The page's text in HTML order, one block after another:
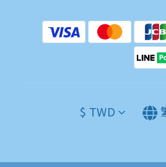
$ TWD